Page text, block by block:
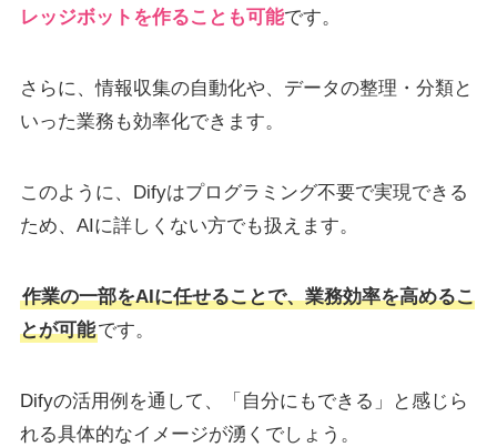
レッジボットを作ることも可能です。
さらに、情報収集の自動化や、データの整理・分類と
いった業務も効率化できます。
このように、Difyはプログラミング不要で実現できる
ため、AIに詳しくない方でも扱えます。
作業の一部をAIに任せることで、業務効率を高めるこ
とが可能です。
Difyの活用例を通して、「自分にもできる」と感じら
れる具体的なイメージが湧くでしょう。